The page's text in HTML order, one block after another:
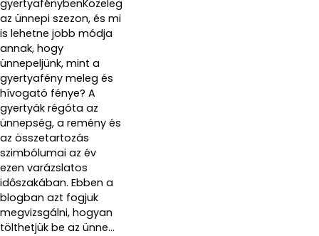
gyertyafénybenKözeleg
az ünnepi szezon, és mi
is lehetne jobb módja
annak, hogy
ünnepeljünk, mint a
gyertyafény meleg és
hívogató fénye? A
gyertyák régóta az
ünnepség, a remény és
az összetartozás
szimbólumai az év
ezen varázslatos
időszakában. Ebben a
blogban azt fogjuk
megvizsgálni, hogyan
tölthetjük be az ünne...